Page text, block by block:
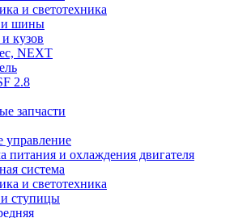
и светотехника
и шины
кузов
NEXT
2.8
запчасти
управление
питания и охлаждения двигателя
система
и светотехника
ступицы